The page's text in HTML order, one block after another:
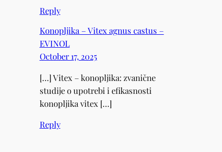
Reply
Konopljika – Vitex agnus castus –
EVINOL
October 17, 2025
[…] Vitex – konopljika: zvanične
studije o upotrebi i efikasnosti
konopljika vitex […]
Reply